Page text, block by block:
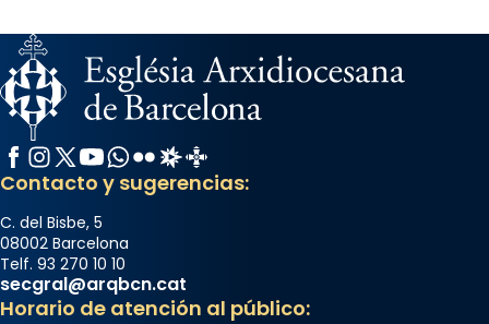
Facebook
Instagram
X / Twitter
YouTube
WhatsApp
FlickrRadio Estel
Catalunya Cristiana
Contacto y sugerencias:
C. del Bisbe, 5
08002 Barcelona
Telf. 93 270 10 10
secgral@arqbcn.cat
Horario de atención al público: